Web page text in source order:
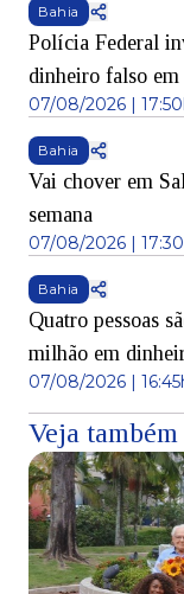
Bahia
Polícia Federal
dinheiro falso
07/08/2026 |
Bahia
Vai chover em
semana
07/08/2026 |
Bahia
Quatro pessoas
milhão em
07/08/2026 |
Veja também